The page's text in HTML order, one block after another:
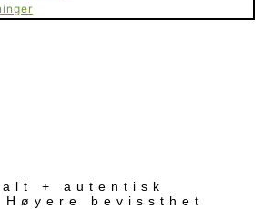
+ autentisk
bevissthet